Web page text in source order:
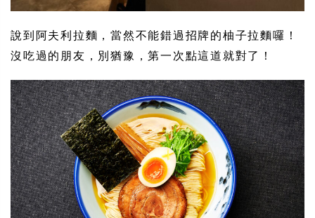
說到阿夫利拉麵，當然不能錯過招牌的柚子拉麵囉！
沒吃過的朋友，別猶豫，第一次點這道就對了！